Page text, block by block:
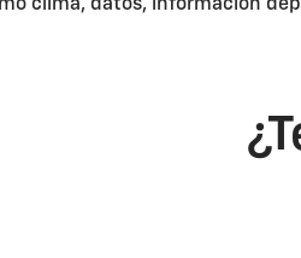
clima, datos, información